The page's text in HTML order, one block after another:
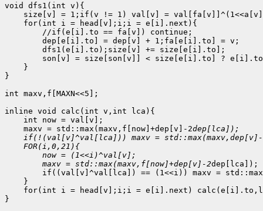
void dfs1(int v){
size[v] = 1;if(v != 1) val[v] =
    for(int i = head[v];i;i = e[i].next){
        //if(e[i].to == fa[v]) continue;
        dep[e[i].to] = dep[v] + 1;fa[e[i].to] = v;
        dfs1(e[i].to);size[v] += size[e[i].to];
son[v] = size[son[v]] < size[e[i].to] ?
    }
}
int maxv,f[MAXN<<5];
inline void calc(int v,int lca){
    int now = val[v];
    maxv = std::max(maxv,f[now]+dep[v]-2
dep[lca]);
if(!(val[v]^val[lca])) maxv =
    FOR(i,0,21){
        now = (1<<i)^val[v];
        maxv = std::max(maxv,f[now]+dep[v]-2
dep[lca]);
if((val[v]^val[lca]) == (1<<i)) maxv =
    }
for(int i = head[v];i;i = e[i].next)
}